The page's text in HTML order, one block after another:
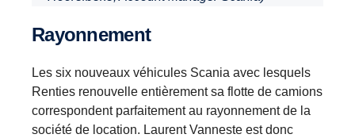
Rayonnement
Les six nouveaux véhicules Scania avec lesquels
Renties renouvelle entièrement sa flotte de camions
correspondent parfaitement au rayonnement de la
société de location. Laurent Vanneste est donc